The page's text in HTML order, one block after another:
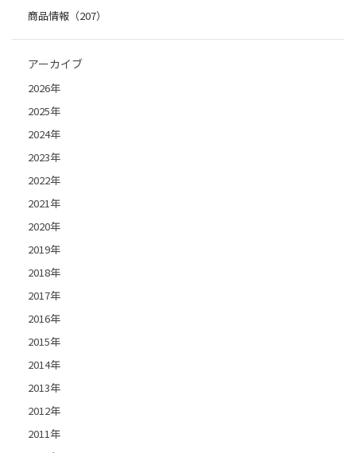
商品情報（207）
アーカイブ
2026年
2025年
2024年
2023年
2022年
2021年
2020年
2019年
2018年
2017年
2016年
2015年
2014年
2013年
2012年
2011年